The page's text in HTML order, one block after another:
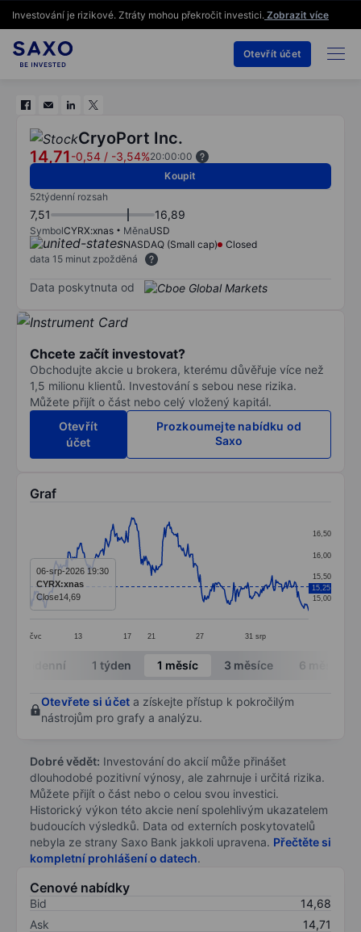
Investování je rizikové. Ztráty mohou překročit investici. Zobrazit více
Otevřít účet
CryoPort Inc.
14,71-0,54 / -3,54%20:00:00
Koupit
52týdenní rozsah
7,51 16,89
SymbolCYRX:xnas MěnaUSD
NASDAQ (Small cap)
Closed
data 15 minut zpožděná
Data poskytnuta od
Chcete začít investovat?
Obchodujte akcie u brokera, kterému důvěřuje více než
1,5 milionu klientů. Investování s sebou nese rizika.
Můžete přijít o část nebo celý vložený kapitál.
Otevřít
účet
Prozkoumejte nabídku od
Saxo
Graf
Line chart with 299 data points.
The chart has 1 X axis displaying categories.
The chart has 1 Y axis displaying values. Data
čvc 13 17 21 27 31 srp
15,00
15,50
16,00
16,50
15,25
06-srp-2026 19:30
CYRX:xnas
Close14,69
End of interactive chart.
Intradenní 1 týden 1 měsíc 3 měsíce 6 měsíců
Otevřete si účet a získejte přístup k pokročilým
nástrojům pro grafy a analýzu.
Dobré vědět: Investování do akcií může přinášet
dlouhodobé pozitivní výnosy, ale zahrnuje i určitá rizika.
Můžete přijít o část nebo o celou svou investici.
Historický výkon této akcie není spolehlivým ukazatelem
budoucích výsledků. Data od externích poskytovatelů
nebyla ze strany Saxo Bank jakkoli upravena. Přečtěte si
kompletní prohlášení o datech.
Cenové nabídky
Bid
14,68
Ask
14,71